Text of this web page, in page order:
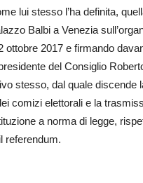
lui stesso l’ha definita,
Balbi a Venezia
ottobre 2017 e firmando
del Consiglio
stesso, dal quale discende
comizi elettorali e la
a norma di legge,
referendum.